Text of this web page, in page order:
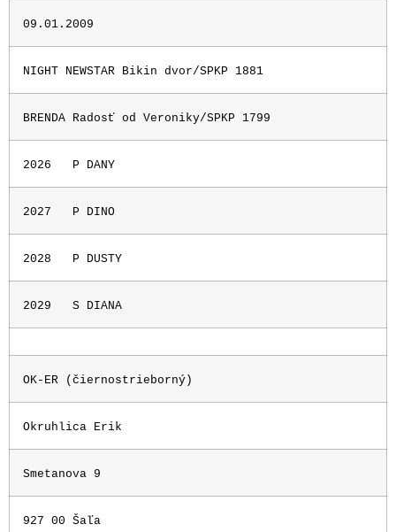
09.01.2009
NIGHT NEWSTAR Bikin dvor/SPKP 1881
BRENDA Radosť od Veroniky/SPKP 1799
2026 P DANY
2027 P DINO
2028 P DUSTY
2029 S DIANA
OK-ER (čiernostrieborný)
Okruhlica Erik
Smetanova 9
927 00 Šaľa